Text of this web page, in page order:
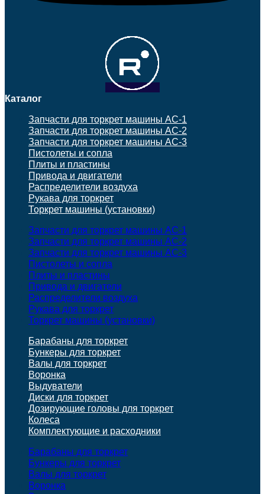
Каталог
Запчасти для торкрет машины АС-1
Запчасти для торкрет машины АС-2
Запчасти для торкрет машины АС-3
Пистолеты и сопла
Плиты и пластины
Привода и двигатели
Распределители воздуха
Рукава для торкрет
Торкрет машины (установки)
Запчасти для торкрет машины АС-1
Запчасти для торкрет машины АС-2
Запчасти для торкрет машины АС-3
Пистолеты и сопла
Плиты и пластины
Привода и двигатели
Распределители воздуха
Рукава для торкрет
Торкрет машины (установки)
Барабаны для торкрет
Бункеры для торкрет
Валы для торкрет
Воронка
Выдуватели
Диски для торкрет
Дозирующие головы для торкрет
Колеса
Комплектующие и расходники
Барабаны для торкрет
Бункеры для торкрет
Валы для торкрет
Воронка